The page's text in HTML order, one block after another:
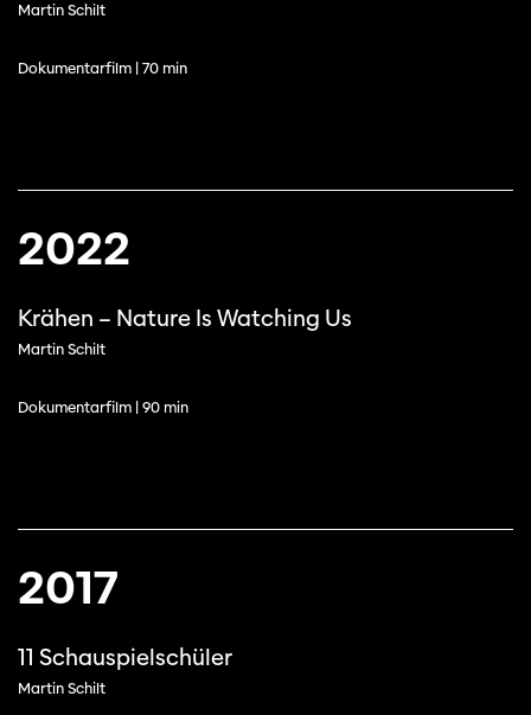
Martin Schilt
Dokumentarfilm | 70 min
2022
Krähen – Nature Is Watching Us
Martin Schilt
Dokumentarfilm | 90 min
2017
11 Schauspielschüler
Martin Schilt